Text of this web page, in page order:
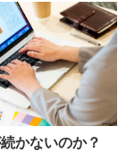
かないのか？